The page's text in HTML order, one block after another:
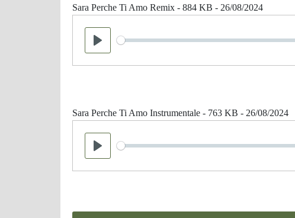
Sara Perche Ti Amo Remix - 884 KB - 26/08/2024
Play
Seek
Sara Perche Ti Amo Instrumentale - 763 KB - 26/08/2024
Play
Seek